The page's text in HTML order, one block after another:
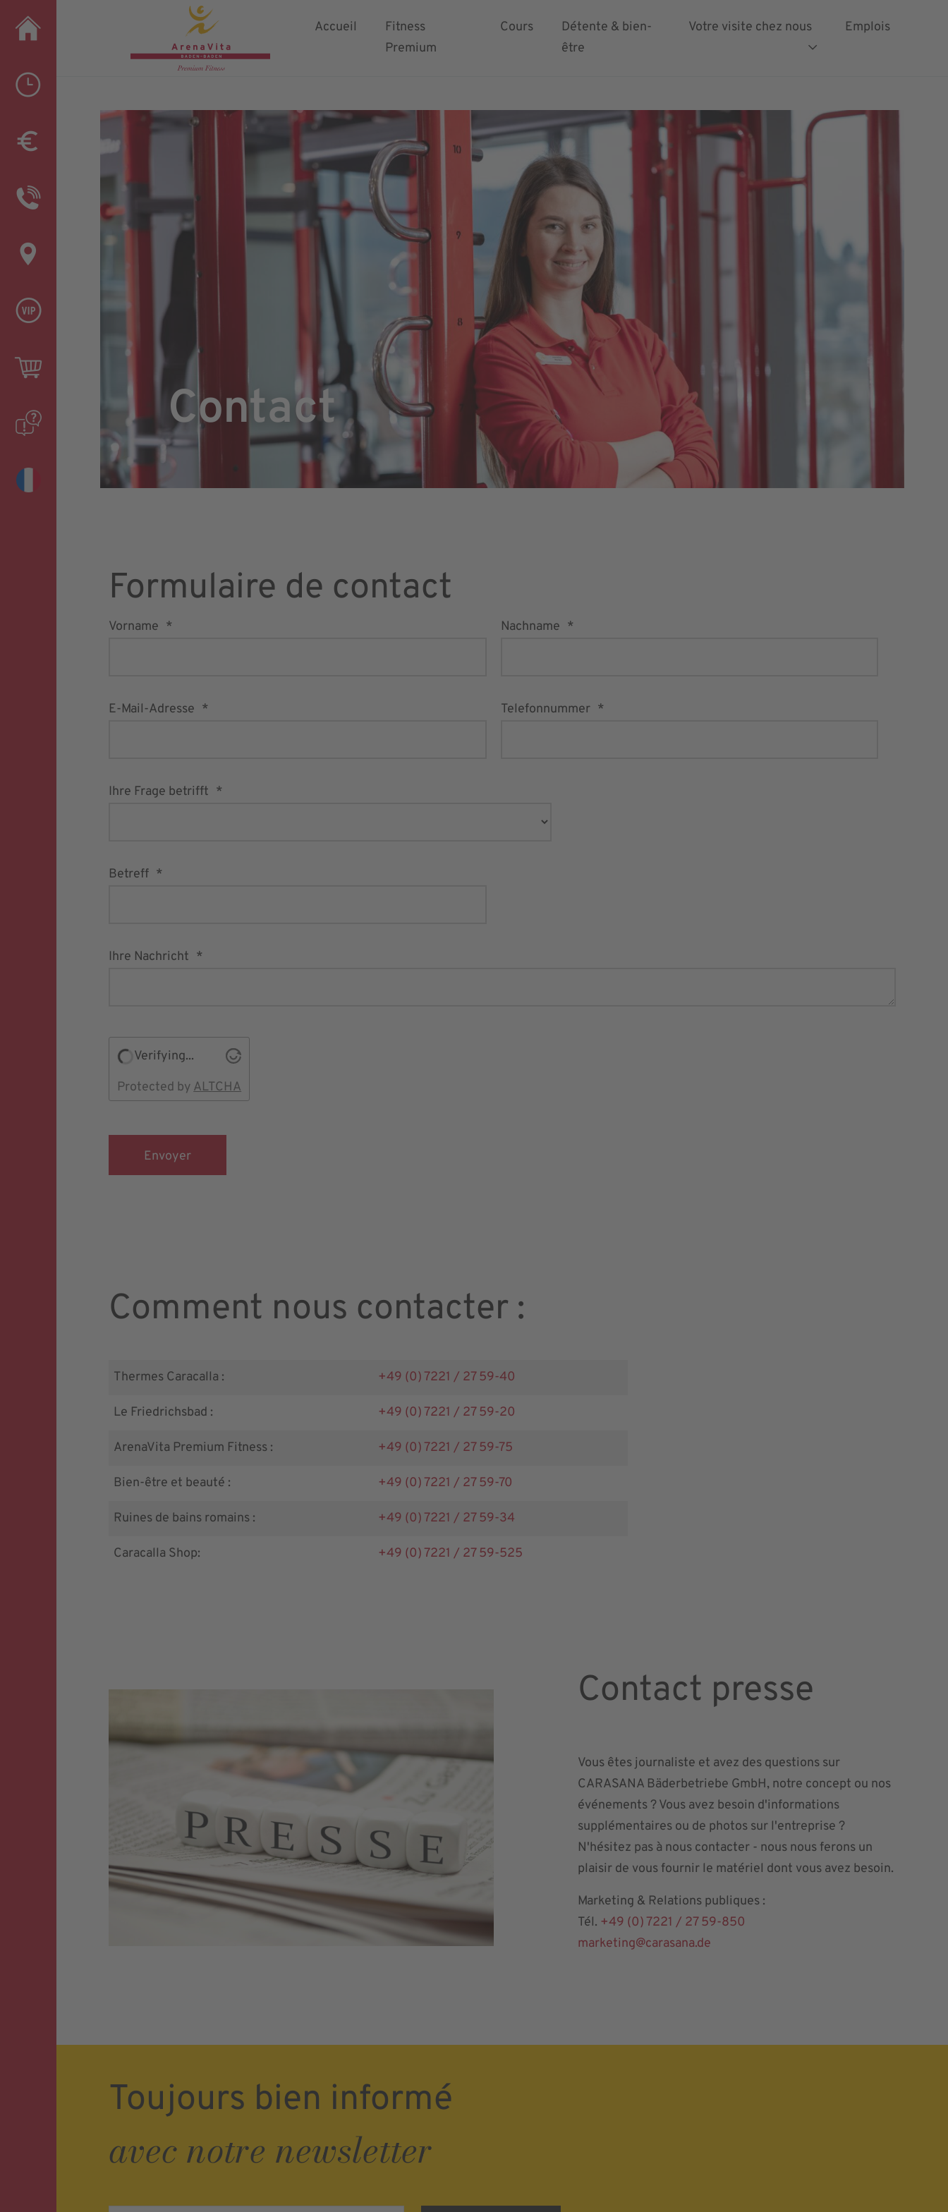
Accueil
Fitness
Premium
Cours
Détente & bien-
être
Votre visite chez nous Emplois
Contact
Formulaire de contact
Vorname Nachname
E-Mail-Adresse Telefonnummer
Ihre Frage betrifft
Betreff
Ihre Nachricht
Verifying...
Protected byALTCHA
Comment nous contacter :
Thermes Caracalla : +49 (0) 7221 / 27 59-40
Le Friedrichsbad : +49 (0) 7221 / 27 59-20
ArenaVita Premium Fitness : +49 (0) 7221 / 27 59-75
Bien-être et beauté : +49 (0) 7221 / 27 59-70
Ruines de bains romains : +49 (0) 7221 / 27 59-34
Caracalla Shop: +49 (0) 7221 / 27 59-525
Contact presse
Vous êtes journaliste et avez des questions sur
CARASANA Bäderbetriebe GmbH, notre concept ou nos
événements ? Vous avez besoin d'informations
supplémentaires ou de photos sur l'entreprise ?
N'hésitez pas à nous contacter - nous nous ferons un
plaisir de vous fournir le matériel dont vous avez besoin.
Marketing & Relations publiques :
Tél. +49 (0) 7221 / 27 59-850
marketing@carasana.de
Toujours bien informé
avec notre newsletter